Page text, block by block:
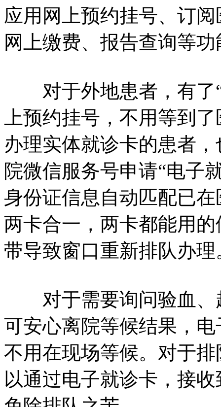
应用网上预约挂号、订
网上缴费、报告查询等功
对于外地患者，有了“
上预约挂号，不用等到
办理实体就诊卡的患者
院微信服务号申请“电子
身份证信息自动匹配已
两卡合一，两卡都能用
带导致窗口重新排队办理
对于需要询问验血、
可安心离院等候结果，
不用在现场等候。对于
以通过电子就诊卡，接